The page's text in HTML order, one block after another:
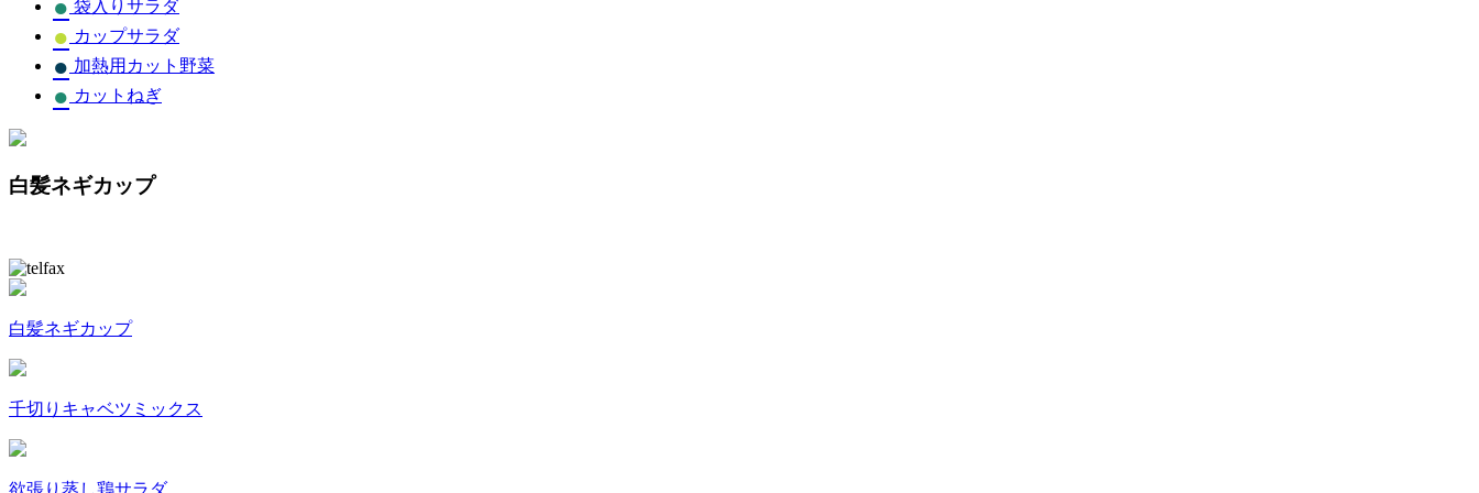
● 袋入りサラダ
● カップサラダ
● 加熱用カット野菜
● カットねぎ
白髪ネギカップ
白髪ネギカップ
千切りキャベツミックス
欲張り蒸し鶏サラダ